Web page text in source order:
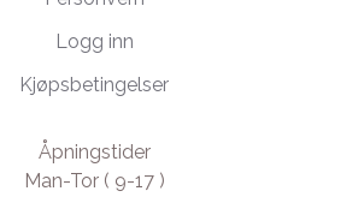
Logg inn
Kjøpsbetingelser
Åpningstider
Man-Tor ( 9-17 )